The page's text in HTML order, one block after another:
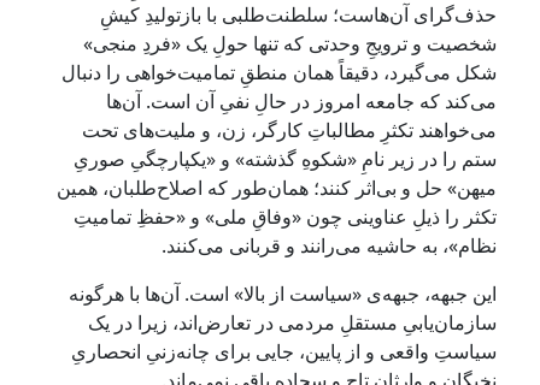
حذف‌گرای آن‌هاست؛ سلطنت‌طلبی با بازتولیدِ کیشِ
شخصیت و ترویجِ وحدتی که تنها حولِ یک «فردِ منجی»
شکل می‌گیرد، دقیقاً همان منطقِ تمامیت‌خواهی را دنبال
می‌کند که جامعه امروز در حالِ نفیِ آن است. آن‌ها
می‌خواهند تکثرِ مطالباتِ کارگر، زن، و ملیت‌های تحت
ستم را در زیر نامِ «شکوهِ گذشته» و «یکپارچگیِ صوریِ
میهن» حل و بی‌اثر کنند؛ همان‌طور که اصلاح‌طلبان، همین
تکثر را ذیلِ عناوینی چون «وفاقِ ملی» و «حفظِ تمامیتِ
نظام»، به حاشیه می‌رانند و قربانی می‌کنند.
این جبهه، جبهه‌ی «سیاست از بالا» است. آن‌ها با هرگونه
سازمان‌یابیِ مستقلِ مردمی در تعارض‌اند، زیرا در یک
سیاستِ واقعی و از پایین، جایی برای چانه‌زنیِ انحصاریِ